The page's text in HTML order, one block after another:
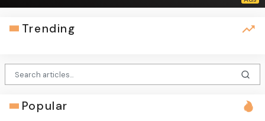
Trending
Popular